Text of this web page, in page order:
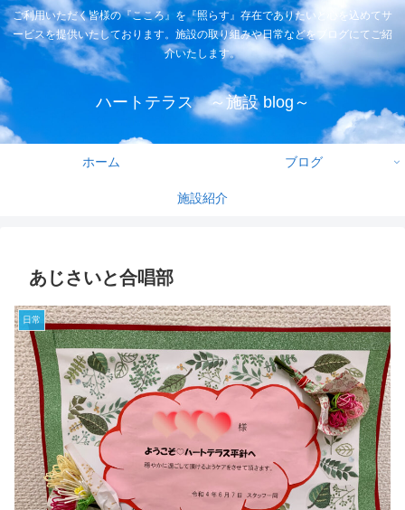
ご利用いただく皆様の『こころ』を『照らす』存在でありたいと心を込めてサ
ービスを提供いたしております。施設の取り組みや日常などをブログにてご紹
介いたします。
ハートテラス ～施設 blog～
ホーム ブログ
施設紹介
あじさいと合唱部
日常